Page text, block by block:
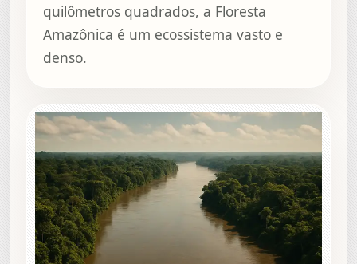
quilômetros quadrados, a Floresta
Amazônica é um ecossistema vasto e
denso.